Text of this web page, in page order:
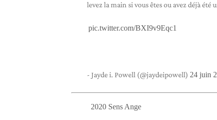
levez la main si vous êtes ou avez déjà été
pic.twitter.com/BXI9v9Eqc1
- Jayde i. Powell (@jaydeipowell) 24 juin
2020 Sens Ange